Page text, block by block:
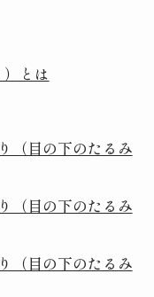
とは
（目の下のたるみ
（目の下のたるみ
（目の下のたるみ